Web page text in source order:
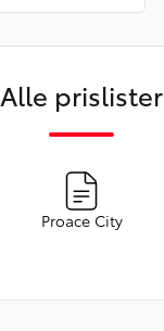
Alle prislister
Proace City